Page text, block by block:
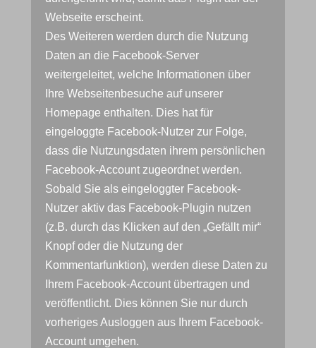
Webseite erscheint.
Des Weiteren werden durch die Nutzung
Daten an die Facebook-Server
weitergeleitet, welche Informationen über
Ihre Webseitenbesuche auf unserer
Homepage enthalten. Dies hat für
eingeloggte Facebook-Nutzer zur Folge,
dass die Nutzungsdaten ihrem persönlichen
Facebook-Account zugeordnet werden.
Sobald Sie als eingeloggter Facebook-
Nutzer aktiv das Facebook-Plugin nutzen
(z.B. durch das Klicken auf den „Gefällt mir“
Knopf oder die Nutzung der
Kommentarfunktion), werden diese Daten zu
Ihrem Facebook-Account übertragen und
veröffentlicht. Dies können Sie nur durch
vorheriges Ausloggen aus Ihrem Facebook-
Account umgehen.